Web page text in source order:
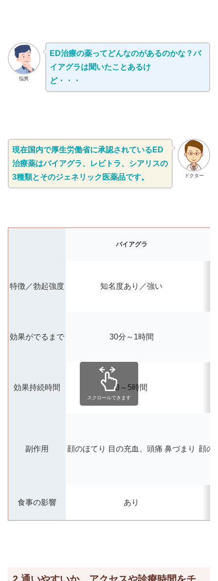
悩男
ED治療の薬ってどんなのがあるのかな？バ
イアグラは聞いたことあるけ
ど・・・
ドクター
現在国内で厚生労働省に承認されているED
治療薬はバイアグラ、レビトラ、シアリスの
3種類とそのジェネリック医薬品です。
バイアグラ
特徴／勃起強度 知名度あり／強い
効果がでるまで 30分～1時間
効果持続時間 3～5時間
副作用 顔のほてり 目の充血、頭痛 鼻づまり 顔の
食事の影響 あり
スクロールできます